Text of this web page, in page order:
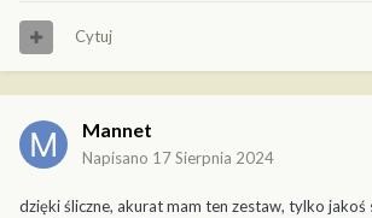
Cytuj
Mannet
Napisano 17 Sierpnia 2024
dzięki śliczne, akurat mam ten zestaw, tylko jakoś